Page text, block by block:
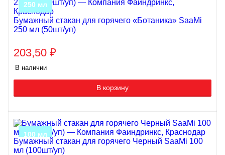
250 мл
Бумажный стакан для горячего «Ботаника» SaaMi
250 мл (50шт/уп)
203,50 ₽
В наличии
В корзину
100 мл
Бумажный стакан для горячего Черный SaaMi 100
мл (100шт/уп)